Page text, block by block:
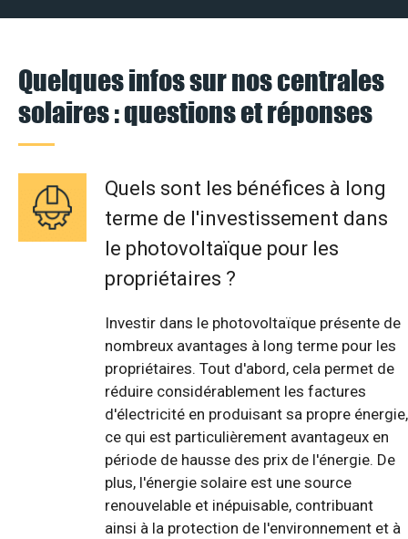
Quelques infos sur nos centrales
solaires : questions et réponses
Quels sont les bénéfices à long
terme de l'investissement dans
le photovoltaïque pour les
propriétaires ?
Investir dans le photovoltaïque présente de
nombreux avantages à long terme pour les
propriétaires. Tout d'abord, cela permet de
réduire considérablement les factures
d'électricité en produisant sa propre énergie,
ce qui est particulièrement avantageux en
période de hausse des prix de l'énergie. De
plus, l'énergie solaire est une source
renouvelable et inépuisable, contribuant
ainsi à la protection de l'environnement et à